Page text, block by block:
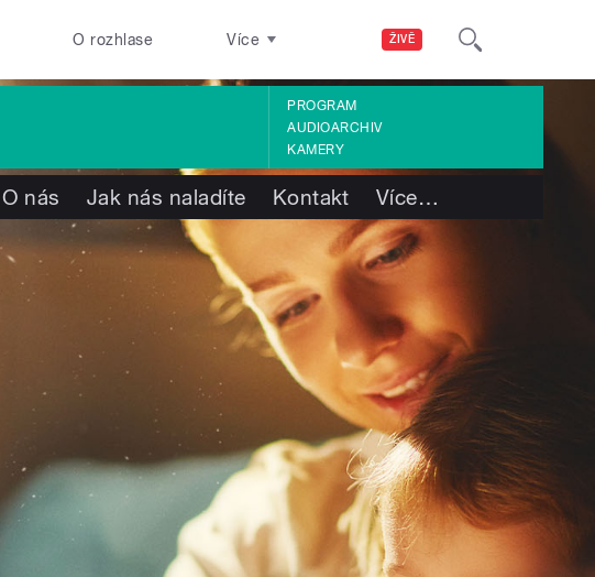
ŽIVĚ
O rozhlase Více
PROGRAM
AUDIOARCHIV
KAMERY
O nás Jak nás naladíte Kontakt Více…